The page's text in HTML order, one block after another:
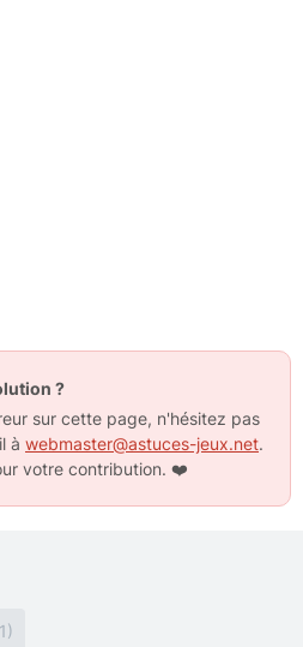
?
sur cette page, n'hésitez pas
à webmaster@astuces-jeux.net.
votre contribution. ❤️